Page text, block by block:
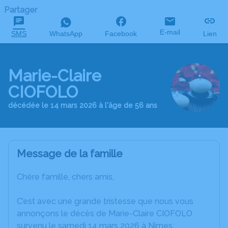
Partager
SMS WhatsApp Facebook E-mail Lien
Marie-Claire
CIOFOLO
décédée le 14 mars 2026 à l'âge de 56 ans
Message de la famille
Chère famille, chers amis,
C’est avec une grande tristesse que nous vous
annonçons le décès de Marie-Claire CIOFOLO
survenu le samedi 14 mars 2026 à Nîmes.